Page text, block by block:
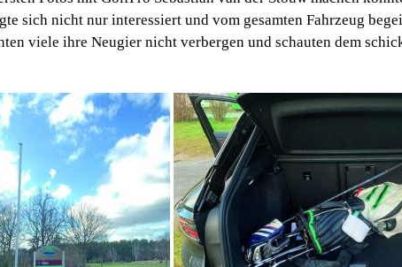
sich nicht nur interessiert und vom gesamten Fahrzeug
viele ihre Neugier nicht verbergen und schauten dem